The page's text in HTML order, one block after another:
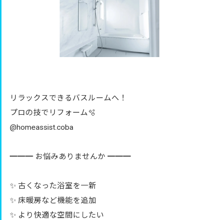
リラックスできるバスルームへ！
プロの技でリフォーム🫧
@homeassist.coba
━━━ お悩みありませんか ━━━
✨ 古くなった浴室を一新
✨ 床暖房など機能を追加
✨ より快適な空間にしたい